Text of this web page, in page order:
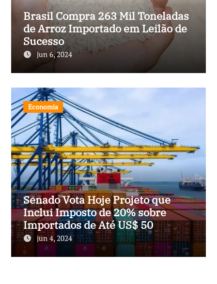
Brasil Compra 263 Mil Toneladas
de Arroz Importado em Leilão de
Sucesso
jun 6, 2024
Economia
Senado Vota Hoje Projeto que
Inclui Imposto de 20% sobre
Importados de Até US$ 50
jun 4, 2024